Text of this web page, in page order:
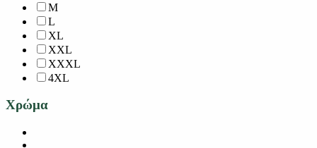
M
L
XL
XXL
XXXL
4XL
Χρώμα